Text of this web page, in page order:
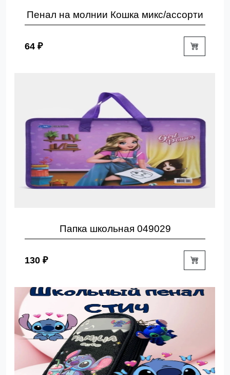
Пенал на молнии Кошка микс/ассорти
64 ₽
Папка школьная 049029
130 ₽